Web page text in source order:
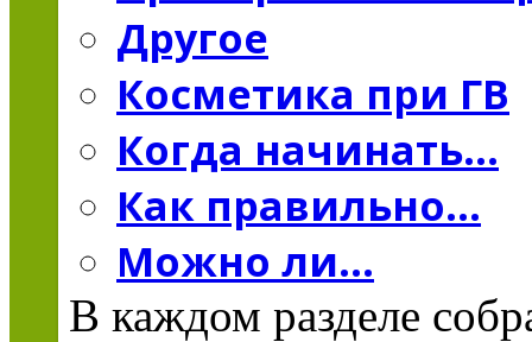
Другое
Косметика при ГВ
Когда начинать...
Как правильно...
Можно ли...
В каждом разделе